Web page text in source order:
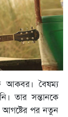
আকবর। বৈষম্য
তার সন্তানকে
আগষ্টের পর নতুন